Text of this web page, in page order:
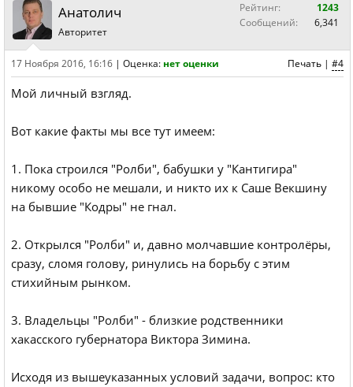
Анатолич
Авторитет
Рейтинг:
1243
Сообщений:
6,341
Печать | #4
17 Ноября 2016, 16:16 | Оценка: нет оценки
Мой личный взгляд.
Вот какие факты мы все тут имеем:
1. Пока строился "Ролби", бабушки у "Кантигира"
никому особо не мешали, и никто их к Саше Векшину
на бывшие "Кодры" не гнал.
2. Открылся "Ролби" и, давно молчавшие контролёры,
сразу, сломя голову, ринулись на борьбу с этим
стихийным рынком.
3. Владельцы "Ролби" - близкие родственники
хакасского губернатора Виктора Зимина.
Исходя из вышеуказанных условий задачи, вопрос: кто